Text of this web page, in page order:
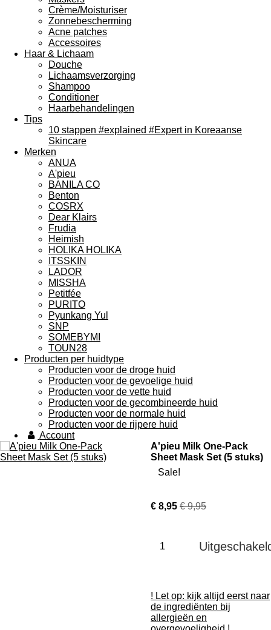
Crème/Moisturiser
Zonnebescherming
Acne patches
Accessoires
Haar & Lichaam
Douche
Lichaamsverzorging
Shampoo
Conditioner
Haarbehandelingen
Tips
10 stappen #explained #Expert in Koreaanse
Skincare
Merken
ANUA
A'pieu
BANILA CO
Benton
COSRX
Dear Klairs
Frudia
Heimish
HOLIKA HOLIKA
ITSSKIN
LADOR
MISSHA
Petitfée
PURITO
Pyunkang Yul
SNP
SOMEBYMI
TOUN28
Producten per huidtype
Producten voor de droge huid
Producten voor de gevoelige huid
Producten voor de vette huid
Producten voor de gecombineerde huid
Producten voor de normale huid
Producten voor de rijpere huid
Account
A'pieu Milk One-Pack
Sheet Mask Set (5 stuks)
Sale!
€ 8,95 € 9,95
! Let op: kijk altijd eerst naar
de ingrediënten bij
allergieën en